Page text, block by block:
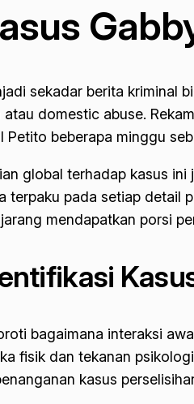
sekadar berita kriminal
atau domestic abuse.
beberapa minggu
global terhadap kasus
terpaku pada setiap detail
mendapatkan porsi
bagaimana interaksi
fisik dan tekanan
kasus